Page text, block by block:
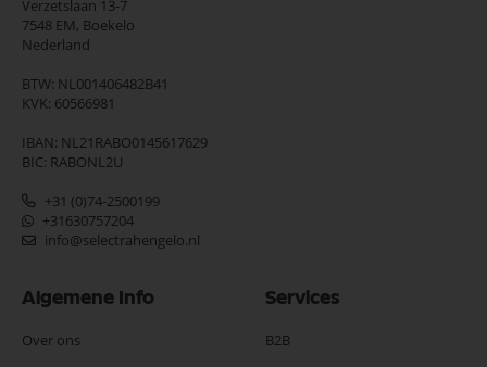
Verzetslaan 13-7
7548 EM, Boekelo
Nederland
BTW: NL001406482B41
KVK: 60566981
IBAN: NL21RABO0145617629
BIC: RABONL2U
+31 (0)74-2500199
+31630757204
info@selectrahengelo.nl
Algemene Info
Over ons
Services
B2B